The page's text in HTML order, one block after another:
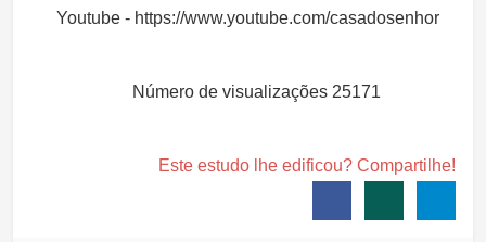
Youtube - https://www.youtube.com/casadosenhor
Número de visualizações 25171
Este estudo lhe edificou? Compartilhe!